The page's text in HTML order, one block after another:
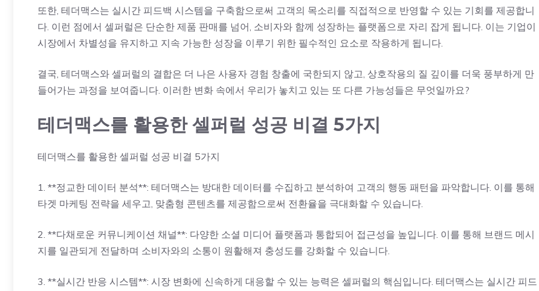
또한, 테더맥스는 실시간 피드백 시스템을 구축함으로써 고객의 목소리를 직접적으로 반영할 수 있는 기회를 제공합니
다. 이런 점에서 셀퍼럴은 단순한 제품 판매를 넘어, 소비자와 함께 성장하는 플랫폼으로 자리 잡게 됩니다. 이는 기업이
시장에서 차별성을 유지하고 지속 가능한 성장을 이루기 위한 필수적인 요소로 작용하게 됩니다.
결국, 테더맥스와 셀퍼럴의 결합은 더 나은 사용자 경험 창출에 국한되지 않고, 상호작용의 질 깊이를 더욱 풍부하게 만
들어가는 과정을 보여줍니다. 이러한 변화 속에서 우리가 놓치고 있는 또 다른 가능성들은 무엇일까요?
테더맥스를 활용한 셀퍼럴 성공 비결 5가지
테더맥스를 활용한 셀퍼럴 성공 비결 5가지
1. **정교한 데이터 분석**: 테더맥스는 방대한 데이터를 수집하고 분석하여 고객의 행동 패턴을 파악합니다. 이를 통해
타겟 마케팅 전략을 세우고, 맞춤형 콘텐츠를 제공함으로써 전환율을 극대화할 수 있습니다.
2. **다채로운 커뮤니케이션 채널**: 다양한 소셜 미디어 플랫폼과 통합되어 접근성을 높입니다. 이를 통해 브랜드 메시
지를 일관되게 전달하며 소비자와의 소통이 원활해져 충성도를 강화할 수 있습니다.
3. **실시간 반응 시스템**: 시장 변화에 신속하게 대응할 수 있는 능력은 셀퍼럴의 핵심입니다. 테더맥스는 실시간 피드